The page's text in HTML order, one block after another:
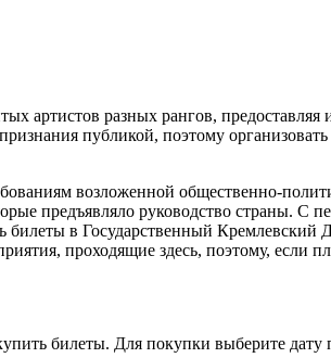
артистов разных рангов, предоставляя
публикой, поэтому
возложенной общественно-
предъявляло руководство страны. С
в Государственный Кремлевский
проходящие здесь, поэтому, если
билеты. Для покупки выберите дату